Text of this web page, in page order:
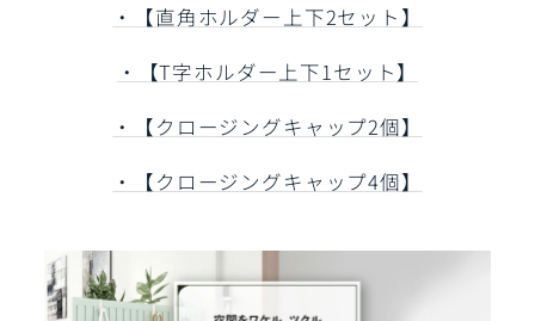
・【直角ホルダー上下2セット】
・【T字ホルダー上下1セット】
・【クロージングキャップ2個】
・【クロージングキャップ4個】